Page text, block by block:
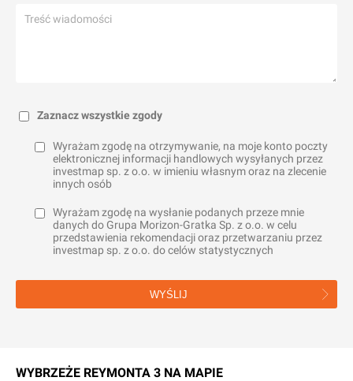
Zaznacz wszystkie zgody
Wyrażam zgodę na otrzymywanie, na moje konto poczty
elektronicznej informacji handlowych wysyłanych przez
investmap sp. z o.o. w imieniu własnym oraz na zlecenie
innych osób
Wyrażam zgodę na wysłanie podanych przeze mnie
danych do Grupa Morizon-Gratka Sp. z o.o. w celu
przedstawienia rekomendacji oraz przetwarzaniu przez
investmap sp. z o.o. do celów statystycznych
WYŚLIJ
WYBRZEŻE REYMONTA 3 NA MAPIE